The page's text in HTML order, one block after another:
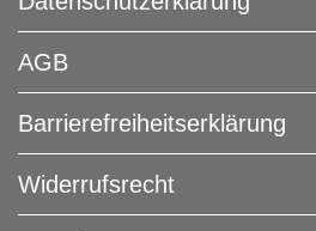
AGB
Barrierefreiheitserklärung
Widerrufs­recht